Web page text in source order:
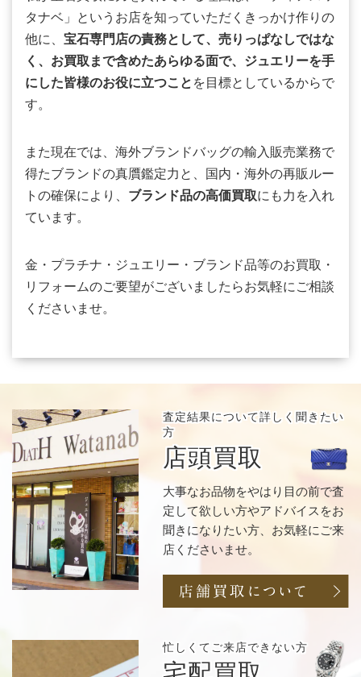
タナベ」というお店を知っていただくきっかけ作りの
他に、 宝石専門店の責務として、売りっぱなしではな
く、お買取まで含めたあらゆる面で、ジュエリーを手
にした皆様のお役に立つこと を目標としているからで
す。
また現在では、海外ブランドバッグの輸入販売業務で
得たブランドの真贋鑑定力と、国内・海外の再販ルー
トの確保により、 ブランド品の高価買取にも力を入れ
ています。
金・プラチナ・ジュエリー・ブランド品等のお買取・
リフォームのご要望がございましたらお気軽にご相談
くださいませ。
査定結果について詳しく聞きたい
方
店頭買取
大事なお品物をやはり目の前で査
定して欲しい方やアドバイスをお
聞きになりたい方、お気軽にご来
店くださいませ。
忙しくてご来店できない方